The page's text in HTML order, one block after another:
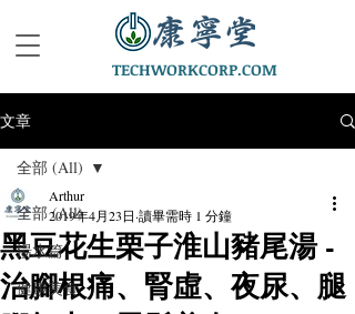
TECHWORKCORP.COM
文章
全部 (All)
湯水篇
健康美食
全部 (All)
黑豆花生栗子淮山豬尾湯 -
治腳根痛、腎虛、夜尿、腿
Arthur
2019年4月23日 讀畢需時 1 分鐘